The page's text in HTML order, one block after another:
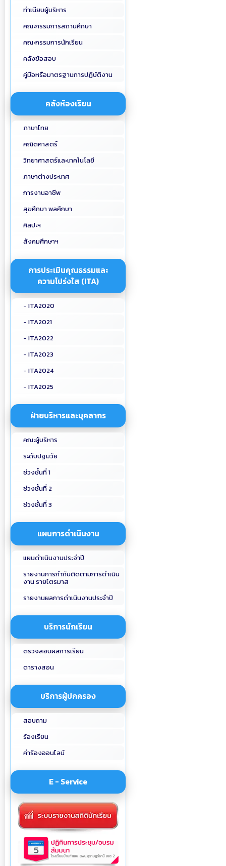
ทำเนียบผู้บริหาร
คณะกรรมการสถานศึกษา
คณะกรรมการนักเรียน
คลังข้อสอบ
คู่มือหรือมาตรฐานการปฏิบัติงาน
คลังห้องเรียน
ภาษาไทย
คณิตศาสตร์
วิทยาศาสตร์และเทคโนโลยี
ภาษาต่างประเทศ
การงานอาชีพ
สุขศึกษา พลศึกษา
ศิลปะฯ
สังคมศึกษาฯ
การประเมินคุณธรรมและ
ความโปร่งใส (ITA)
- ITA2020
- ITA2021
- ITA2022
- ITA2023
- ITA2024
- ITA2025
ฝ่ายบริหารและบุคลากร
คณะผู้บริหาร
ระดับปฐมวัย
ช่วงชั้นที่ 1
ช่วงชั้นที่ 2
ช่วงชั้นที่ 3
แผนการดำเนินงาน
แผนดำเนินงานประจำปี
รายงานการกำกับติดตามการดำเนิน
งาน รายไตรมาส
รายงานผลการดำเนินงานประจำปี
บริการนักเรียน
ตรวจสอบผลการเรียน
ตารางสอน
บริการผู้ปกครอง
สอบถาม
ร้องเรียน
คำร้องออนไลน์
E - Service